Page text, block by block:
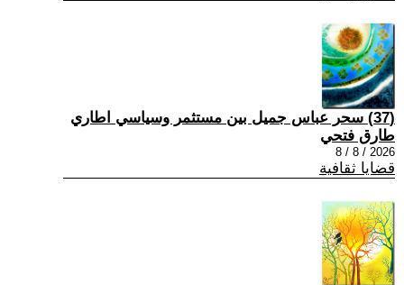
(37) سحر عباس جميل بين مستثمر وسياسي اطاري
طارق فتحي
2026 / 8 / 8
قضايا ثقافية